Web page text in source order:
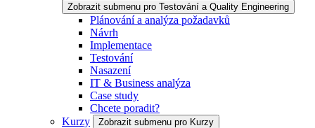
Zobrazit submenu pro Testování a Quality Engineering
Plánování a analýza požadavků
Návrh
Implementace
Testování
Nasazení
IT & Business analýza
Case study
Chcete poradit?
Kurzy
Zobrazit submenu pro Kurzy